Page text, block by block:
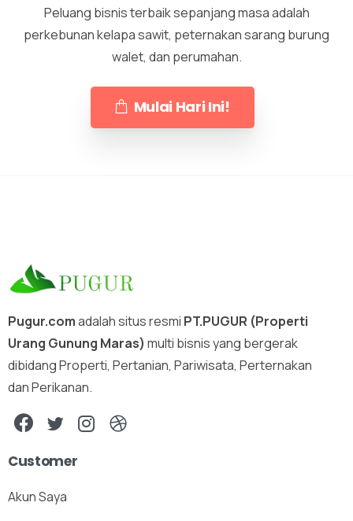
Peluang bisnis terbaik sepanjang masa adalah
perkebunan kelapa sawit, peternakan sarang burung
walet, dan perumahan.
Mulai Hari Ini!
Pugur.comadalah situs resmi PT.PUGUR (Properti
Urang Gunung Maras) multi bisnis yang bergerak
dibidang Properti, Pertanian, Pariwisata, Perternakan
dan Perikanan.
Customer
Akun Saya